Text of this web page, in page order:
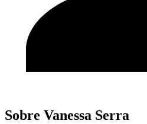
Sobre Vanessa Serra